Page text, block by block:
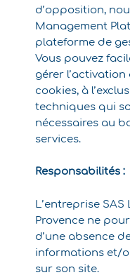
d’opposition,
Management
plateforme de
Vous pouvez
gérer
cookies, à
techniques qui
nécessaires au
services.
Responsabilités :
L’entreprise
Provence ne
d’une absence
informations et/
sur son site.